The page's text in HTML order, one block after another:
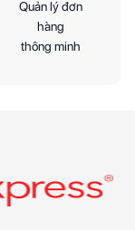
Quản lý đơn
hàng
thông minh